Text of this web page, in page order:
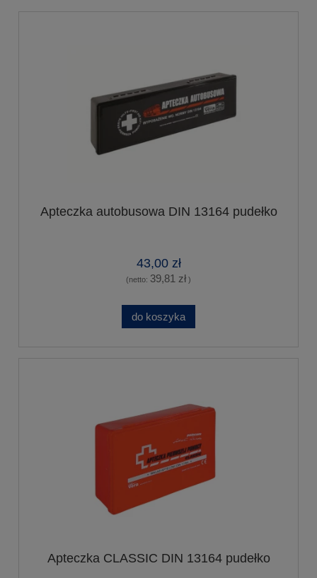
Apteczka autobusowa DIN 13164 pudełko
43,00 zł
(netto: 39,81 zł )
do koszyka
Apteczka CLASSIC DIN 13164 pudełko